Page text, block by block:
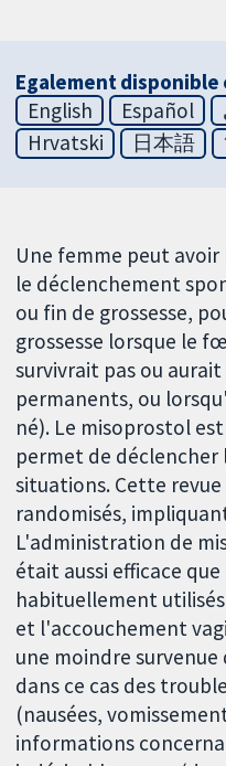
Egalement disponible
English
Español
Hrvatski
日本語
Une femme peut
le déclenchement
ou fin de grossesse,
grossesse lorsque le
survivrait pas ou
permanents, ou
né). Le misoprostol
permet de déclencher
situations. Cette
randomisés,
L'administration de
était aussi efficace
habituellement
et l'accouchement
une moindre
dans ce cas des
(nausées,
informations